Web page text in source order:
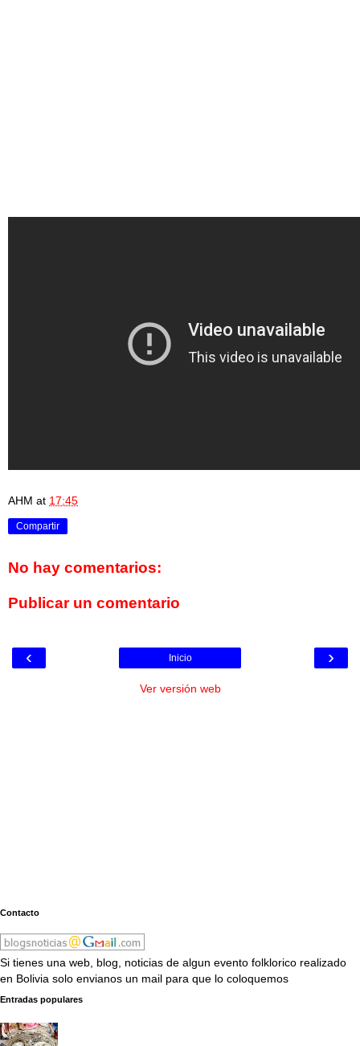
AHM at 17:45
Compartir
No hay comentarios:
Publicar un comentario
‹ ›
Inicio
Ver versión web
Contacto
Si tienes una web, blog, noticias de algun evento folklorico realizado
en Bolivia solo envianos un mail para que lo coloquemos
Entradas populares